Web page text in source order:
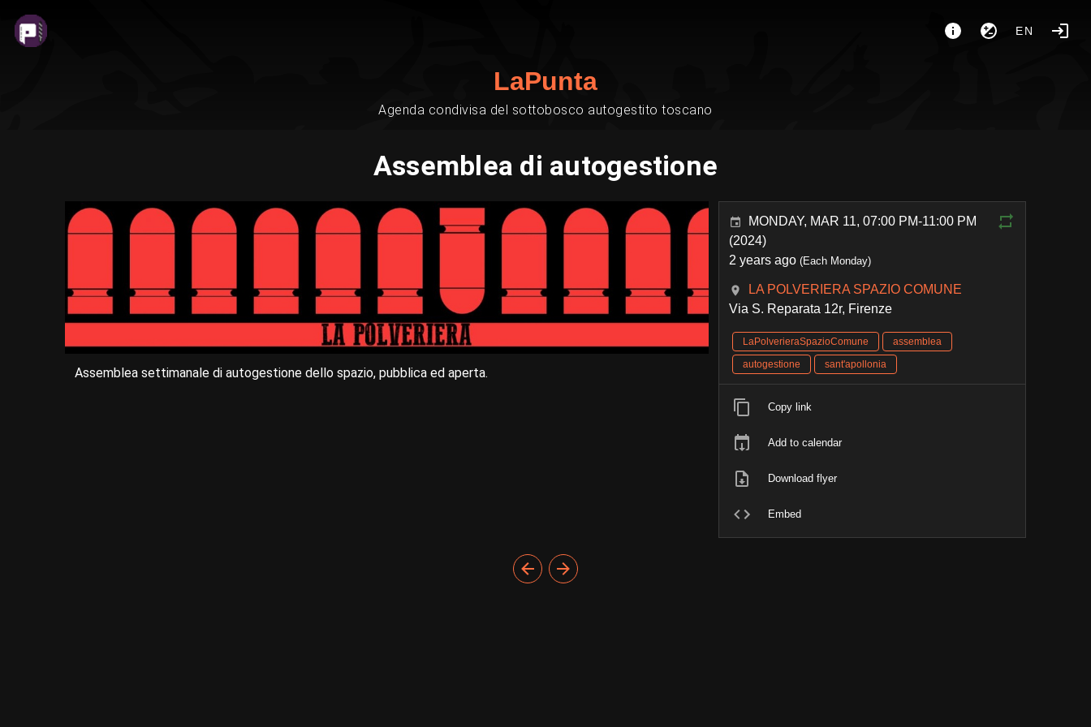
EN
LaPunta
Agenda condivisa del sottobosco autogestito toscano
Assemblea di autogestione
Assemblea settimanale di autogestione dello spazio, pubblica ed aperta.
MONDAY, MAR 11, 07:00 PM-11:00 PM
(2024)
2 years ago (Each Monday)
LA POLVERIERA SPAZIO COMUNE
Via S. Reparata 12r, Firenze
LaPolverieraSpazioComune
assemblea
autogestione
sant'apollonia
Copy link
Add to calendar
Download flyer
Embed